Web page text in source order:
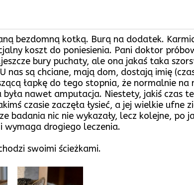
bezdomną kotką. Burą na dodatek.
koszt do poniesienia. Pani doktor
bury puchaty, ale ona jakaś taka
nas są chciane, mają dom, dostają imię
łapkę do tego stopnia, że normalnie na
nawet amputacja. Niestety, jakiś czas
czasie zaczęła łysieć, a jej wielkie ufne
badania nic nie wykazały, lecz kolejne, po
wymaga drogiego leczenia.
swoimi ścieżkami.